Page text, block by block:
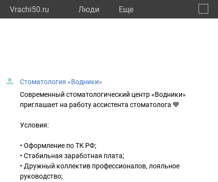
Vrachi50.ru Люди Eще
Стоматология «Водники»
Современный стоматологический центр «Водники»
приглашает на работу ассистента стоматолога 💙
Условия:
• Оформление по ТК РФ;
• Стабильная заработная плата;
• Дружный коллектив профессионалов, лояльное
руководство;